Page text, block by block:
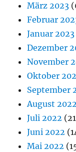
März 2023
Februar
Januar 2023
Dezember
November
Oktober
September
August 2022
Juli 2022
Juni 2022
Mai 2022